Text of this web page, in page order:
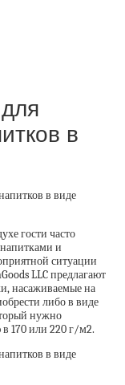
в
гости часто
и
ситуации
LLC предлагают
насаживаемые на
либо в виде
нужно
в 170 или 220 г/м2.